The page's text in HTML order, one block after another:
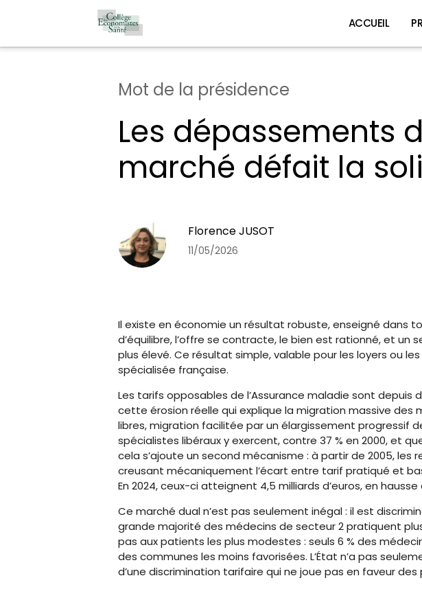
ACCUEIL
Mot de la présidence
Les dépassements
marché défait la
Florence JUSOT
11/05/2026
Il existe en économie un résultat robuste, enseigné dans
d’équilibre, l’offre se contracte, le bien est rationné, et
plus élevé. Ce résultat simple, valable pour les loyers ou
spécialisée française.
Les tarifs opposables de l’Assurance maladie sont
cette érosion réelle qui explique la migration massive des
libres, migration facilitée par un élargissement progressif
spécialistes libéraux y exercent, contre 37 % en 2000, et
cela s’ajoute un second mécanisme : à partir de 2005,
creusant mécaniquement l’écart entre tarif pratiqué et
En 2024, ceux-ci atteignent 4,5 milliards d’euros, en
Ce marché dual n’est pas seulement inégal : il est
grande majorité des médecins de secteur 2 pratiquent
pas aux patients les plus modestes : seuls 6 % des
des communes les moins favorisées. L’État n’a pas
d’une discrimination tarifaire qui ne joue pas en faveur des